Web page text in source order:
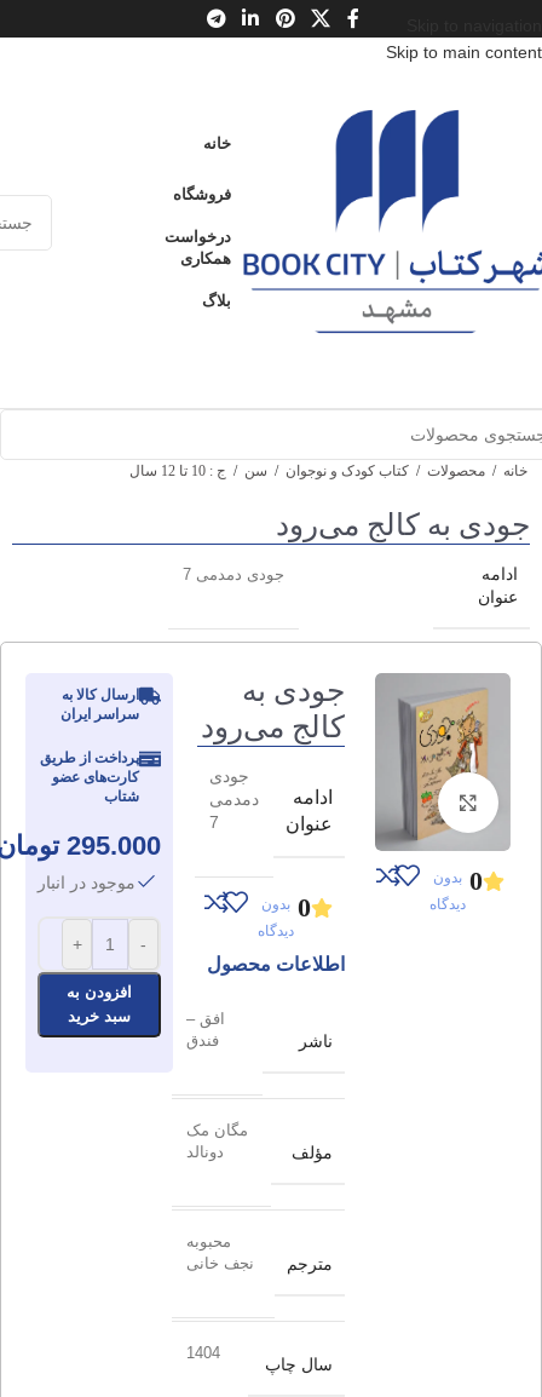
Skip to main content
خانه
فروشگاه
درخواست
همکاری
بلاگ
خانه / محصولات / کتاب کودک و نوجوان / سن / ج : 10 تا 12 سال
جودی به کالج می‌رود
ادامه
عنوان
جودی دمدمی 7
برای بزرگنمایی کلیک کنید
0 بدون
دیدگاه
جودی به
کالج می‌رود
ادامه
عنوان
جودی
دمدمی
7
0 بدون
دیدگاه
اطلاعات محصول
ناشر
افق –
فندق
مؤلف
مگان مک
دونالد
مترجم
محبوبه
نجف خانی
سال چاپ
1404
ارسال کالا به
سراسر ایران
پرداخت از طریق
کارت‌های عضو
شتاب
295.000
موجود در انبار
-
+
افزودن به
سبد خرید